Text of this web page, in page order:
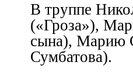
В труппе
(«Гроза»),
сына), Марию
Сумбатова).